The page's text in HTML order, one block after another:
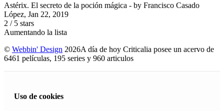
Astérix. El secreto de la poción mágica - by Francisco Casado
López, Jan 22, 2019
2 / 5 stars
Aumentando la lista
© Webbin' Design 2026A día de hoy Criticalia posee un acervo de
6461 películas, 195 series y 960 articulos
Uso de cookies